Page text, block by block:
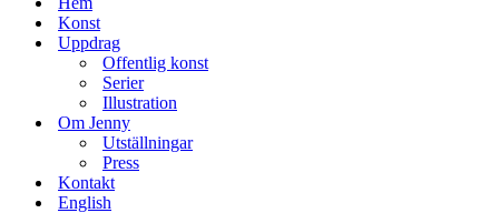
Konst
Uppdrag
Offentlig konst
Serier
Illustration
Om Jenny
Utställningar
Press
Kontakt
English